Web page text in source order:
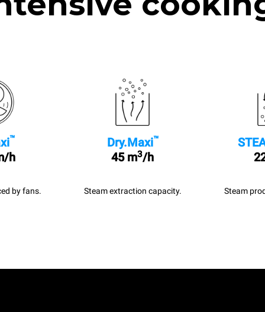
™
h
by fans.
Dry.Maxi™
45 m3/h
Steam extraction capacity. Steam